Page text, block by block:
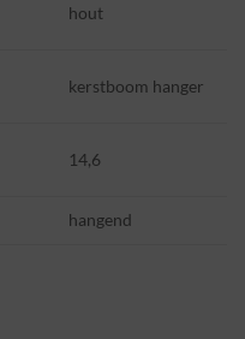
hout
kerstboom hanger
14,6
hangend